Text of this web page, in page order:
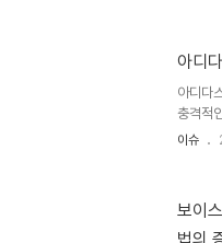
유출 가
별번호
니..
아디
아디다
충격적
큰 우려
스가 향
보 유출
이슈
보이